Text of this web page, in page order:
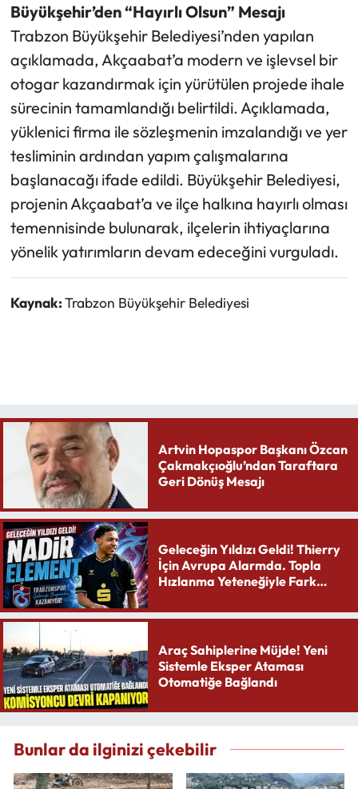
Büyükşehir’den “Hayırlı Olsun” Mesajı
Trabzon Büyükşehir Belediyesi’nden yapılan
açıklamada, Akçaabat’a modern ve işlevsel bir
otogar kazandırmak için yürütülen projede ihale
sürecinin tamamlandığı belirtildi. Açıklamada,
yüklenici firma ile sözleşmenin imzalandığı ve yer
tesliminin ardından yapım çalışmalarına
başlanacağı ifade edildi. Büyükşehir Belediyesi,
projenin Akçaabat’a ve ilçe halkına hayırlı olması
temennisinde bulunarak, ilçelerin ihtiyaçlarına
yönelik yatırımların devam edeceğini vurguladı.
Kaynak:Trabzon Büyükşehir Belediyesi
Artvin Hopaspor Başkanı Özcan
Çakmakçıoğlu’ndan Taraftara
Geri Dönüş Mesajı
Geleceğin Yıldızı Geldi! Thierry
İçin Avrupa Alarmda. Topla
Hızlanma Yeteneğiyle Fark
Araç Sahiplerine Müjde! Yeni
Sistemle Eksper Ataması
Otomatiğe Bağlandı
Bunlar da ilginizi çekebilir